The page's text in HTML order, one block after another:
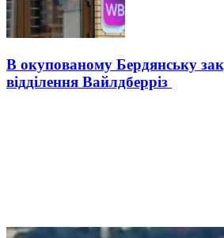
В окупованому Бердянську
відділення Вайлдберріз